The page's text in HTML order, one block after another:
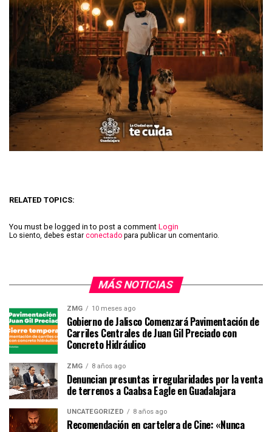
RELATED TOPICS:
You must be logged in to post a comment Login
Lo siento, debes estar conectado para publicar un comentario.
MÁS NOTICIAS
ZMG 10 meses ago
Gobierno de Jalisco Comenzará Pavimentación de
Carriles Centrales de Juan Gil Preciado con
Concreto Hidráulico
ZMG 8 años ago
Denuncian presuntas irregularidades por la venta
de terrenos a Caabsa Eagle en Guadalajara
UNCATEGORIZED 8 años ago
Recomendación en cartelera de Cine: «Nunca